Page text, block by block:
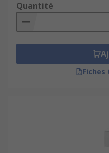
Quantité
Fiches